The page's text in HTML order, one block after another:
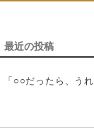
最近の投稿
「○○だったら、うれ